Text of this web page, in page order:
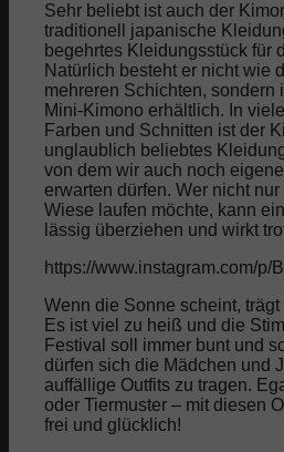
Sehr beliebt ist auch der
traditionell japanische
begehrtes Kleidungsstück für
Natürlich besteht er nicht wie
mehreren Schichten, sondern
Mini-Kimono erhältlich. In
Farben und Schnitten ist der
unglaublich beliebtes
von dem wir auch noch
erwarten dürfen. Wer nicht
Wiese laufen möchte, kann
lässig überziehen und wirkt
https://www.instagram.com/p/
Wenn die Sonne scheint,
Es ist viel zu heiß und die
Festival soll immer bunt und
dürfen sich die Mädchen und
auffällige Outfits zu tragen.
oder Tiermuster – mit diesen
frei und glücklich!